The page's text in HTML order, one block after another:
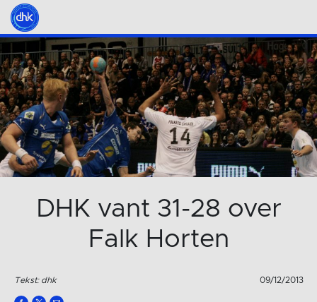
DHK vant 31-28 over
Falk Horten
Tekst: dhk 09/12/2013